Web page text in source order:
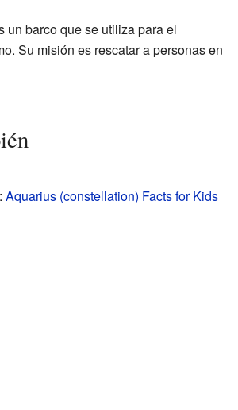
un barco que se utiliza para el
Su misión es rescatar a personas en
Aquarius (constellation) Facts for Kids